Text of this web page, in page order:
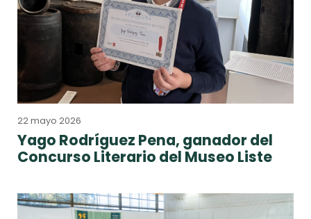
22 mayo 2026
Yago Rodríguez Pena, ganador del
Concurso Literario del Museo Liste